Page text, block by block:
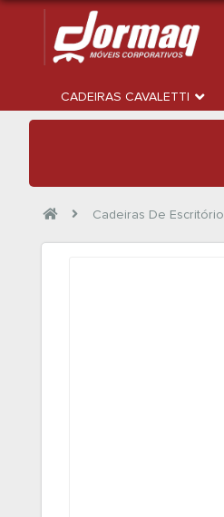
CADEIRAS CAVALETTI
Cadeiras De Escritório